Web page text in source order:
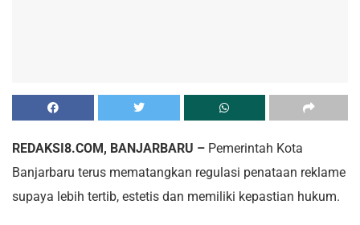
REDAKSI8.COM, BANJARBARU – Pemerintah Kota
Banjarbaru terus mematangkan regulasi penataan reklame
supaya lebih tertib, estetis dan memiliki kepastian hukum.